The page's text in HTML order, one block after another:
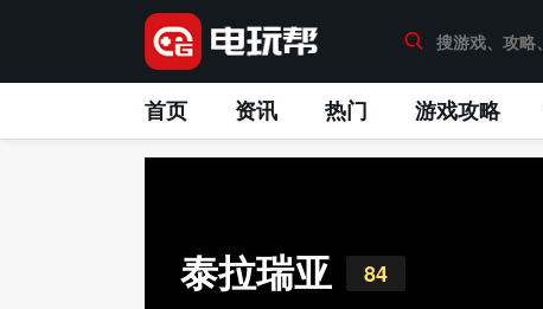
首页 资讯 热门 游戏攻略
泰拉瑞亚 84